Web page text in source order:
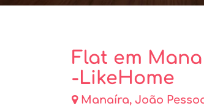
Flat em
-LikeHome
Manaíra, João